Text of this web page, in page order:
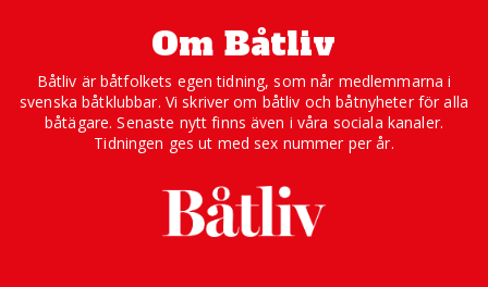
Om Båtliv
Båtliv är båtfolkets egen tidning, som når medlemmarna i
svenska båtklubbar. Vi skriver om båtliv och båtnyheter för alla
båtägare. Senaste nytt finns även i våra sociala kanaler.
Tidningen ges ut med sex nummer per år.